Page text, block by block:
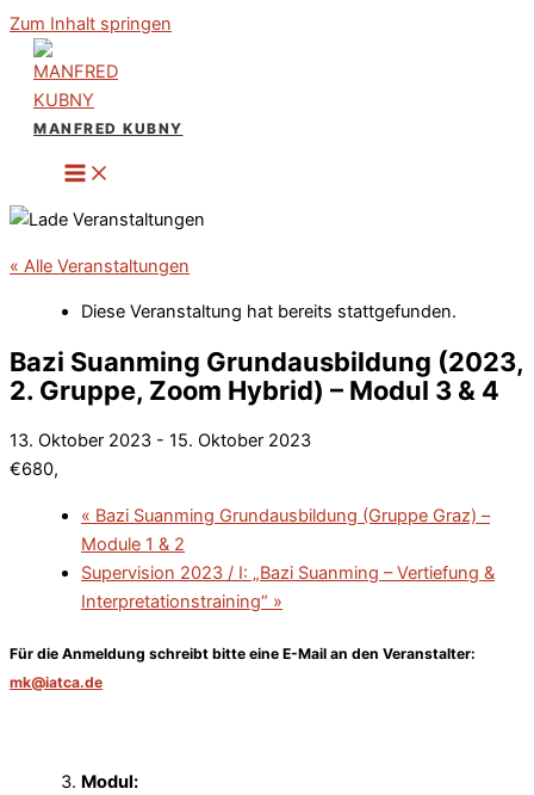
Zum Inhalt springen
MANFRED KUBNY
« Alle Veranstaltungen
Diese Veranstaltung hat bereits stattgefunden.
Bazi Suanming Grundausbildung (2023,
2. Gruppe, Zoom Hybrid) – Modul 3 & 4
13. Oktober 2023 - 15. Oktober 2023
€680,
« Bazi Suanming Grundausbildung (Gruppe Graz) –
Module 1 & 2
Supervision 2023 / I: „Bazi Suanming – Vertiefung &
Interpretationstraining“ »
Für die Anmeldung schreibt bitte eine E-Mail an den Veranstalter:
mk@iatca.de
Modul: